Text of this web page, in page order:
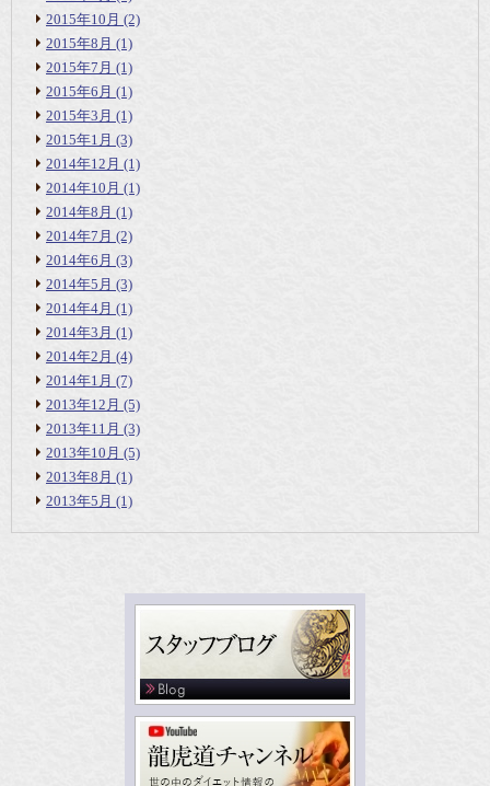
2015年10月 (2)
2015年8月 (1)
2015年7月 (1)
2015年6月 (1)
2015年3月 (1)
2015年1月 (3)
2014年12月 (1)
2014年10月 (1)
2014年8月 (1)
2014年7月 (2)
2014年6月 (3)
2014年5月 (3)
2014年4月 (1)
2014年3月 (1)
2014年2月 (4)
2014年1月 (7)
2013年12月 (5)
2013年11月 (3)
2013年10月 (5)
2013年8月 (1)
2013年5月 (1)